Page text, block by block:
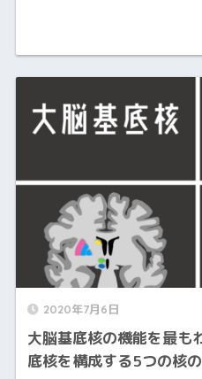
2020年7月6日
大脳基底核の機能を最も
底核を構成する5つの核